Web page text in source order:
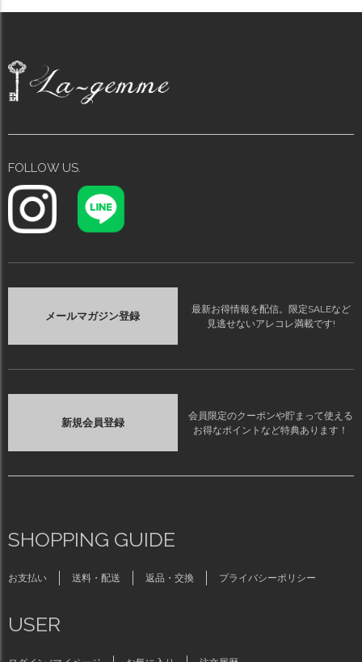
FOLLOW US.
メールマガジン登録
最新お得情報を配信。限定SALEなど
見逃せないアレコレ満載です!
新規会員登録
会員限定のクーポンや貯まって使える
お得なポイントなど特典あります！
SHOPPING GUIDE
お支払い 送料・配送 返品・交換 プライバシーポリシー
USER